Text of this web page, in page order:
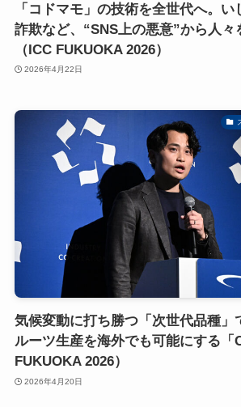
「コドマモ」の技術を全世代へ。
詐欺など、“SNS上の悪意”から人々
（ICC FUKUOKA 2026）
2026年4月22日
気候変動に打ち勝つ「次世代品種」
ルーツ生産を海外でも可能にする「
FUKUOKA 2026）
2026年4月20日